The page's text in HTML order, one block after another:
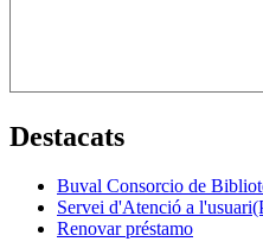
Destacats
Buval Consorcio de
Servei d'Atenció a
Renovar préstamo